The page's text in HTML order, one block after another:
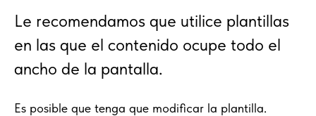
Le recomendamos que utilice plantillas
en las que el contenido ocupe todo el
ancho de la pantalla.
Es posible que tenga que modificar la plantilla.